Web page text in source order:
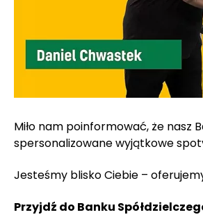
Miło nam poinformować, że nasz
spersonalizowane wyjątkowe
Jesteśmy blisko Ciebie –
Przyjdź do Banku